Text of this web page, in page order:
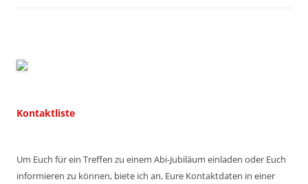
Kontaktliste
Um Euch für ein Treffen zu einem Abi-Jubiläum einladen oder Euch
informieren zu können, biete ich an, Eure Kontaktdaten in einer